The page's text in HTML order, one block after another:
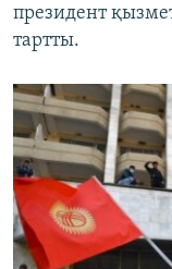
президент
тартты.